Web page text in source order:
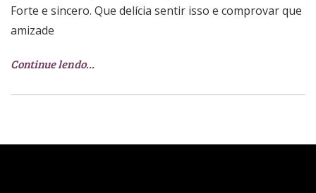
Forte e sincero. Que delícia sentir isso e comprovar que
amizade
Continue lendo…